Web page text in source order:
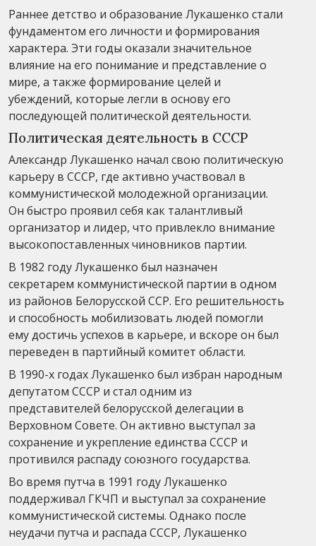
Раннее детство и образование Лукашенко стали
фундаментом его личности и формирования
характера. Эти годы оказали значительное
влияние на его понимание и представление о
мире, а также формирование целей и
убеждений, которые легли в основу его
последующей политической деятельности.
Политическая деятельность в СССР
Александр Лукашенко начал свою политическую
карьеру в СССР, где активно участвовал в
коммунистической молодежной организации.
Он быстро проявил себя как талантливый
организатор и лидер, что привлекло внимание
высокопоставленных чиновников партии.
В 1982 году Лукашенко был назначен
секретарем коммунистической партии в одном
из районов Белорусской ССР. Его решительность
и способность мобилизовать людей помогли
ему достичь успехов в карьере, и вскоре он был
переведен в партийный комитет области.
В 1990-х годах Лукашенко был избран народным
депутатом СССР и стал одним из
представителей белорусской делегации в
Верховном Совете. Он активно выступал за
сохранение и укрепление единства СССР и
противился распаду союзного государства.
Во время путча в 1991 году Лукашенко
поддерживал ГКЧП и выступал за сохранение
коммунистической системы. Однако после
неудачи путча и распада СССР, Лукашенко